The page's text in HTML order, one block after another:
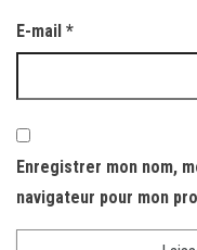
E-mail *
Enregistrer mon nom,
navigateur pour mon